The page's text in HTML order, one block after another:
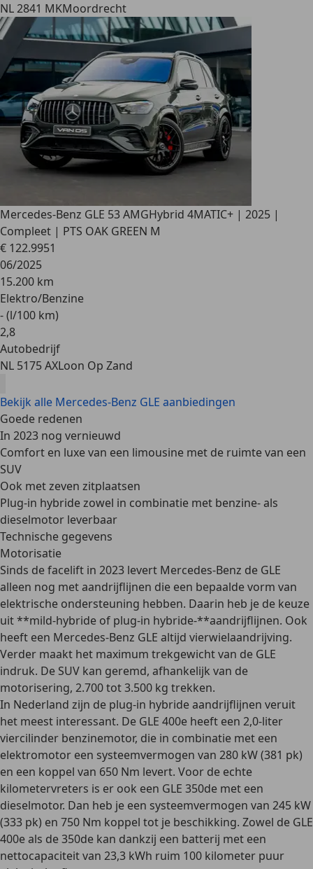
NL 2841 MKMoordrecht
Mercedes-Benz GLE 53 AMGHybrid 4MATIC+ | 2025 |
Compleet | PTS OAK GREEN M
€ 122.9951
06/2025
15.200 km
Elektro/Benzine
- (l/100 km)
2,8
Autobedrijf
NL 5175 AXLoon Op Zand
Bekijk alle Mercedes-Benz GLE aanbiedingen
Goede redenen
In 2023 nog vernieuwd
Comfort en luxe van een limousine met de ruimte van een
SUV
Ook met zeven zitplaatsen
Plug-in hybride zowel in combinatie met benzine- als
dieselmotor leverbaar
Technische gegevens
Motorisatie
Sinds de facelift in 2023 levert Mercedes-Benz de GLE
alleen nog met aandrijflijnen die een bepaalde vorm van
elektrische ondersteuning hebben. Daarin heb je de keuze
uit **mild-hybride of plug-in hybride-**aandrijflijnen. Ook
heeft een Mercedes-Benz GLE altijd vierwielaandrijving.
Verder maakt het maximum trekgewicht van de GLE
indruk. De SUV kan geremd, afhankelijk van de
motorisering, 2.700 tot 3.500 kg trekken.
In Nederland zijn de plug-in hybride aandrijflijnen veruit
het meest interessant. De GLE 400e heeft een 2,0-liter
viercilinder benzinemotor, die in combinatie met een
elektromotor een systeemvermogen van 280 kW (381 pk)
en een koppel van 650 Nm levert. Voor de echte
kilometervreters is er ook een GLE 350de met een
dieselmotor. Dan heb je een systeemvermogen van 245 kW
(333 pk) en 750 Nm koppel tot je beschikking. Zowel de GLE
400e als de 350de kan dankzij een batterij met een
nettocapaciteit van 23,3 kWh ruim 100 kilometer puur